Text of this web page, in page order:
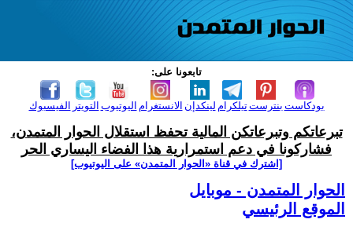
تابعونا على:
الفيسبوك التويتر اليوتيوب الانستغرام لينكدإن تيلكرامبنترست بودكاست
تبرعاتكم وتبرعاتكن المالية تحفظ استقلال الحوار المتمدن،
فشاركونا في دعم استمرارية هذا الفضاء اليساري الحر
[اشترك في قناة ‫«الحوار المتمدن» على اليوتيوب]
الحوار المتمدن - موبايل
الموقع الرئيسي